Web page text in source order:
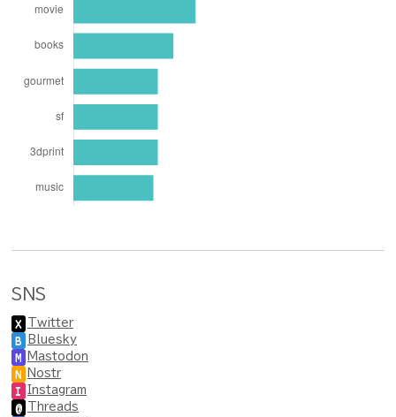
SNS
X Twitter
B Bluesky
M Mastodon
N Nostr
I Instagram
@ Threads